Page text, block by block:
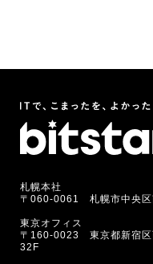
札幌本社
〒060-0061 札幌市中央区
東京オフィス
〒160-0023 東京都新宿区
32F